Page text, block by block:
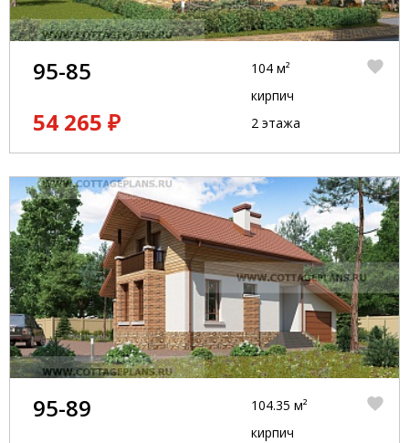
95-85
54 265 ₽
104 м²
кирпич
2 этажа
95-89
104.35 м²
кирпич